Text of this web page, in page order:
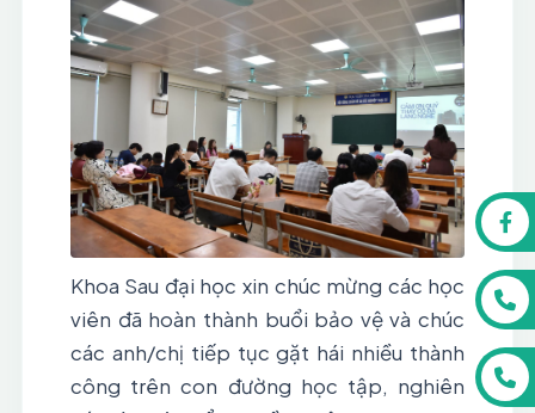
Khoa Sau đại học xin chúc mừng các học
viên đã hoàn thành buổi bảo vệ và chúc
các anh/chị tiếp tục gặt hái nhiều thành
công trên con đường học tập, nghiên